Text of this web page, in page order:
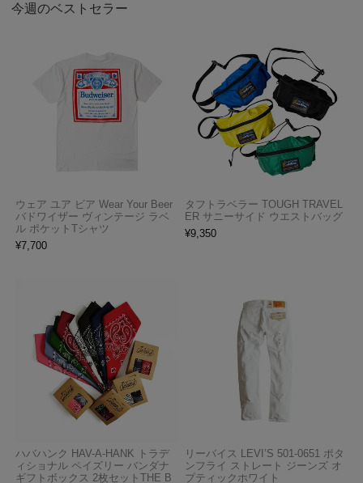
今週のベストセラー
ウェア ユア ビア Wear Your Beer
バドワイザー ヴィンテージ ラベ
ル ポケットTシャツ
¥7,700
タフトラベラー TOUGH TRAVEL
ER サニーサイド ウエストバッグ
¥9,350
ハバハンク HAV-A-HANK トラデ
ィショナル ペイズリー バンダナ
ギフトボックス 2枚セットTHE B
リーバイス LEVI’S 501-0651 ボタ
ンフライ ストレート ジーンズ オ
プティックホワイト